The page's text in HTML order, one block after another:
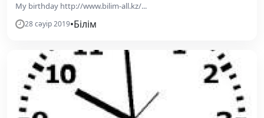
My birthday http://www.bilim-all.kz/...
28 сәуір 2019•Білім